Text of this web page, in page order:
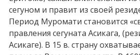
сегуном и правит из своей
Период Муромати становится
правления сегуната Асикага,
Асикаге). В 15 в. страну